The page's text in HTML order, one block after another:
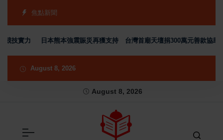
焦點新聞
技實力 日本熊本強震賑災再獲支持 台灣首廟天壇捐300萬元善款協助災
August 8, 2026
August 8, 2026